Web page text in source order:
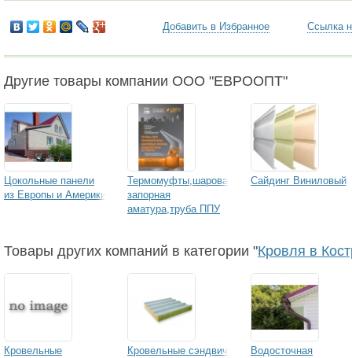
Добавить в Избранное Ссылка
Другие товары компании ООО "ЕВРООПТ"
Цокольные панели
из Европы и Америки
Термомуфты,шаровая
запорная
аматура,труба ППУ
Сайдинг Виниловый
Товары других компаний в категории "Кровля в
Кровельные
Кровельные сэндвич
Водосточная